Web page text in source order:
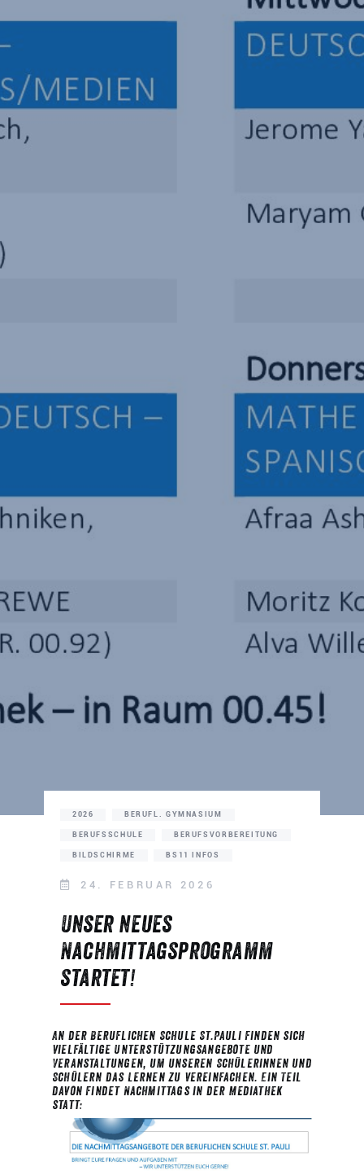
2026 BERUFL. GYMNASIUM
BERUFSSCHULE BERUFSVORBEREITUNG
BILDSCHIRME BS11 INFOS
24. FEBRUAR 2026
Unser neues
Nachmittagsprogramm
startet!
An der Beruflichen Schule St.Pauli finden sich
vielfältige Unterstützungsangebote und
Veranstaltungen, um unseren Schülerinnen und
Schülern das Lernen zu vereinfachen. Ein Teil
davon findet Nachmittags in der Mediathek
statt: